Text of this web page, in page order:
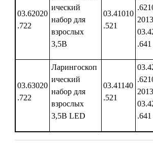
03.62020
.722
ический
набор для
взрослых
3,5В
03.41010
.521
.641
03.63020
.722
Ларингоскоп
ический
набор для
взрослых
3,5В LED
03.41140
.521
.641